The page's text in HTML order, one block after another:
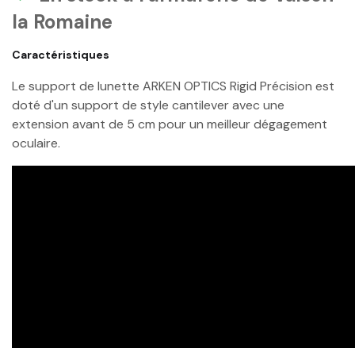
la Romaine
Caractéristiques
Le support de lunette ARKEN OPTICS Rigid Précision est
doté d'un support de style cantilever avec une
extension avant de 5 cm pour un meilleur dégagement
oculaire.